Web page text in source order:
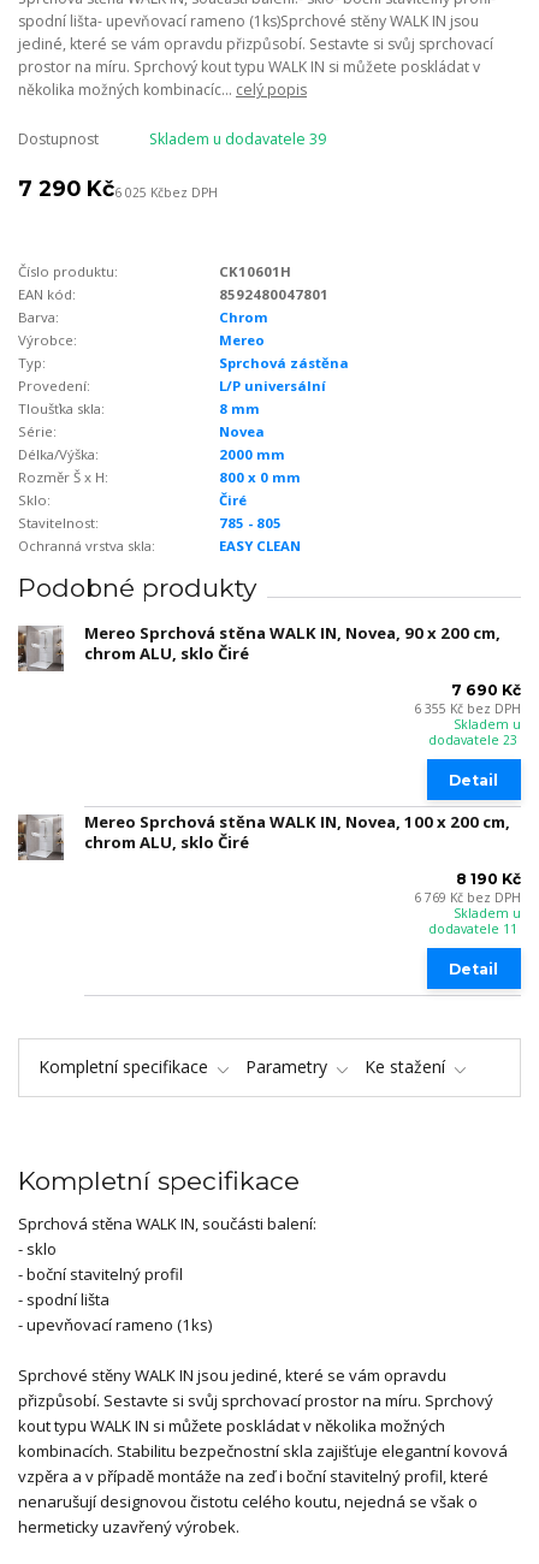
spodní lišta- upevňovací rameno (1ks)Sprchové stěny WALK IN jsou
jediné, které se vám opravdu přizpůsobí. Sestavte si svůj sprchovací
prostor na míru. Sprchový kout typu WALK IN si můžete poskládat v
několika možných kombinacíc... celý popis
Dostupnost Skladem u dodavatele 39
7 290 Kč6 025 Kčbez DPH
Číslo produktu:
CK10601H
EAN kód:
8592480047801
Barva:
Chrom
Výrobce:
Mereo
Typ:
Sprchová zástěna
Provedení:
L/P universální
Tloušťka skla:
8 mm
Série:
Novea
Délka/Výška:
2000 mm
Rozměr Š x H:
800 x 0 mm
Sklo:
Čiré
Stavitelnost:
785 - 805
Ochranná vrstva skla:
EASY CLEAN
Podobné produkty
Mereo Sprchová stěna WALK IN, Novea, 90 x 200 cm,
chrom ALU, sklo Čiré
7 690 Kč
6 355 Kč bez DPH
Skladem u
dodavatele 23
Detail
Mereo Sprchová stěna WALK IN, Novea, 100 x 200 cm,
chrom ALU, sklo Čiré
8 190 Kč
6 769 Kč bez DPH
Skladem u
dodavatele 11
Detail
Kompletní specifikace Parametry Ke stažení
Kompletní specifikace
Sprchová stěna WALK IN, součásti balení:
- sklo
- boční stavitelný profil
- spodní lišta
- upevňovací rameno (1ks)
Sprchové stěny WALK IN jsou jediné, které se vám opravdu
přizpůsobí. Sestavte si svůj sprchovací prostor na míru. Sprchový
kout typu WALK IN si můžete poskládat v několika možných
kombinacích. Stabilitu bezpečnostní skla zajišťuje elegantní kovová
vzpěra a v případě montáže na zeď i boční stavitelný profil, které
nenarušují designovou čistotu celého koutu, nejedná se však o
hermeticky uzavřený výrobek.